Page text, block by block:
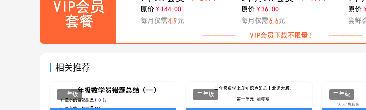
相关推荐
一年级 二年级 二年级